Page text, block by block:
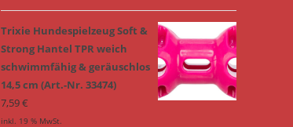
Trixie Hundespielzeug Soft &
Strong Hantel TPR weich
schwimmfähig & geräuschlos
14,5 cm (Art.-Nr. 33474)
7,59€
inkl. 19 % MwSt.